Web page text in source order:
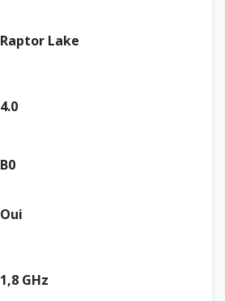
Raptor Lake
4.0
B0
Oui
1,8 GHz